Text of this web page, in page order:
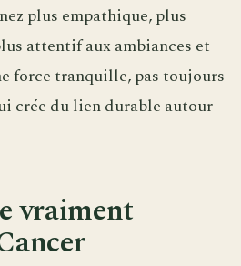
plus empathique, plus
attentif aux ambiances et
force tranquille, pas toujours
crée du lien durable autour
vraiment